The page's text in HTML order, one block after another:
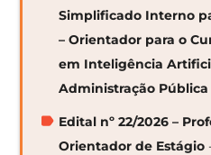
Simplificado Interno
– Orientador para o
em Inteligência
Administração Pública
Edital nº 22/2026 –
Orientador de Estágio